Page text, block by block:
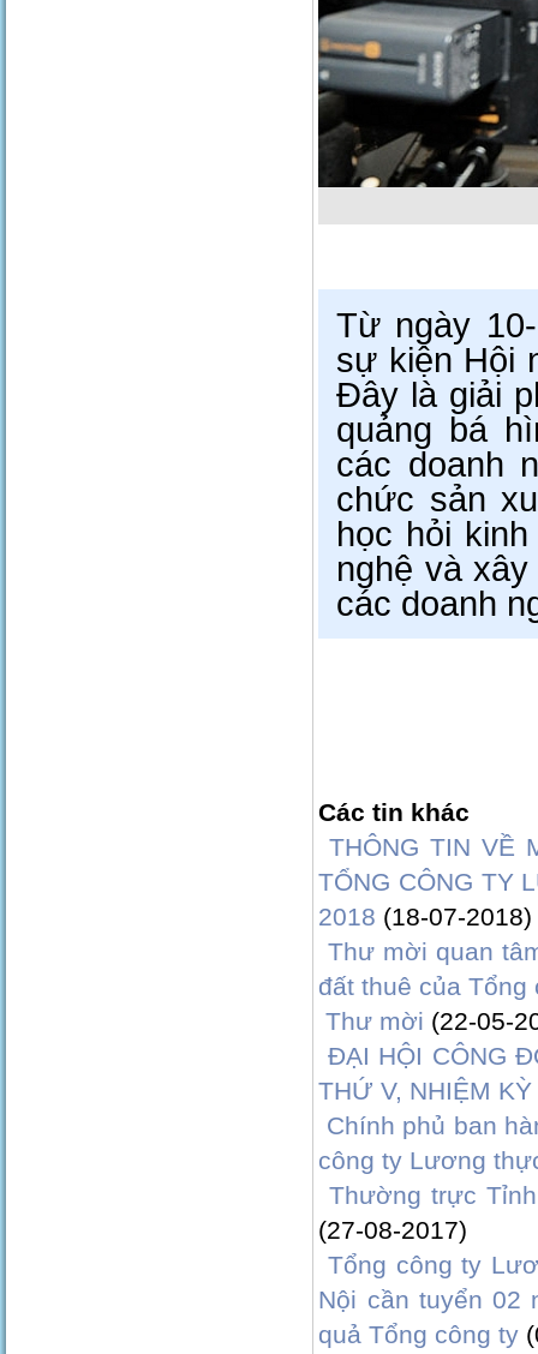
Từ ngày
sự kiện Hội
Đây là giải
quảng bá
các doanh
chức sản
học hỏi
nghệ và
các doanh
Các tin khác
THÔNG TIN VỀ
TỔNG CÔNG TY
2018 (18-07-2018)
Thư mời quan
đất thuê của Tổng
Thư mời (22-05-
ĐẠI HỘI CÔNG
THỨ V, NHIỆM
Chính phủ ban
công ty Lương
Thường trực
(27-08-2017)
Tổng công ty
Nội cần tuyển 02
quả Tổng công ty